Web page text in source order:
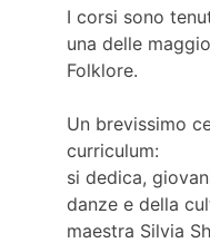
I corsi sono
una delle
Folklore.
Un brevissimo
curriculum:
si dedica,
danze e della
maestra Silvia